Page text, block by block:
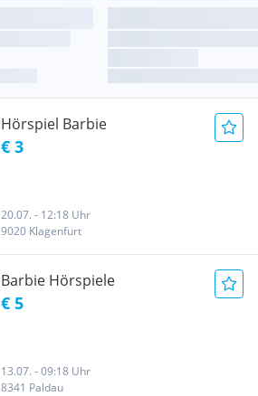
Hörspiel Barbie
€ 3
20.07. - 12:18 Uhr
9020 Klagenfurt
Barbie Hörspiele
€ 5
13.07. - 09:18 Uhr
8341 Paldau